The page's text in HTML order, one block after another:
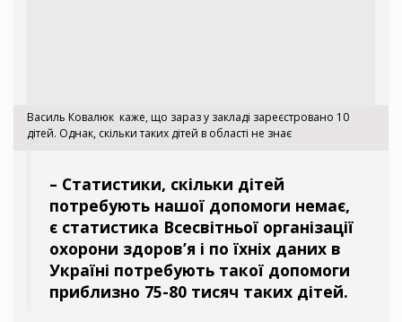
Василь Ковалюк каже, що зараз у закладі зареєстровано 10
дітей. Однак, скільки таких дітей в області не знає
– Статистики, скільки дітей
потребують нашої допомоги немає,
є статистика Всесвітньої організації
охорони здоров’я і по їхніх даних в
Україні потребують такої допомоги
приблизно 75-80 тисяч таких дітей.